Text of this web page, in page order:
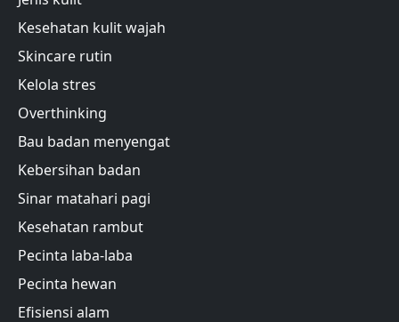
Kesehatan kulit wajah
Skincare rutin
Kelola stres
Overthinking
Bau badan menyengat
Kebersihan badan
Sinar matahari pagi
Kesehatan rambut
Pecinta laba-laba
Pecinta hewan
Efisiensi alam